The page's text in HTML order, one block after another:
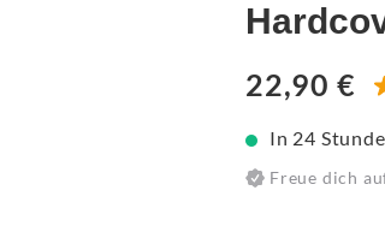
22,90 €
In 24
Freue dich